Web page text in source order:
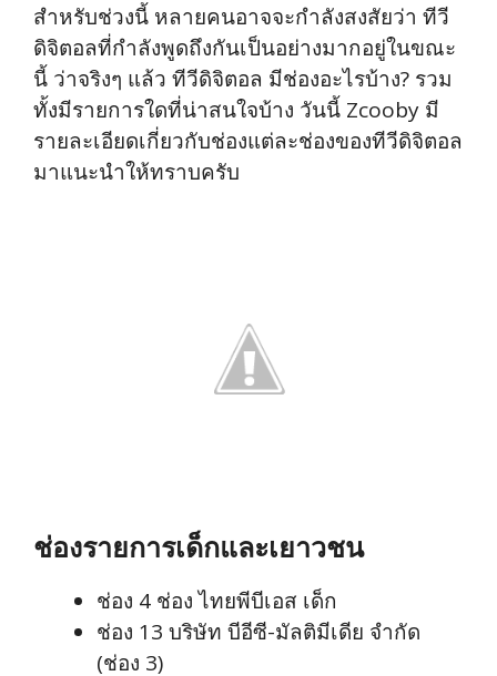
สำหรับช่วงนี้ หลายคนอาจจะกำลังสงสัยว่า ทีวี
ดิจิตอลที่กำลังพูดถึงกันเป็นอย่างมากอยู่ในขณะ
นี้ ว่าจริงๆ แล้ว ทีวีดิจิตอล มีช่องอะไรบ้าง? รวม
ทั้งมีรายการใดที่น่าสนใจบ้าง วันนี้ Zcooby มี
รายละเอียดเกี่ยวกับช่องแต่ละช่องของทีวีดิจิตอล
มาแนะนำให้ทราบครับ
ช่องรายการเด็กและเยาวชน
ช่อง 4 ช่อง ไทยพีบีเอส เด็ก
ช่อง 13 บริษัท บีอีซี-มัลติมีเดีย จำกัด
(ช่อง 3)